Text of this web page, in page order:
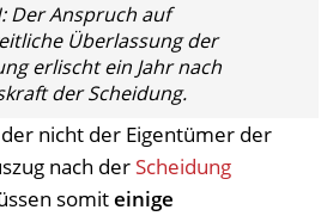
Der Anspruch auf
Überlassung der
erlischt ein Jahr nach
der Scheidung.
nicht der Eigentümer der
nach derScheidung
somiteinige